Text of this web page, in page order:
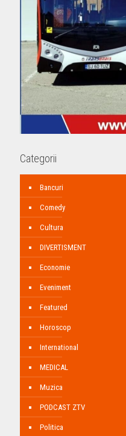
Categorii
Bancuri
Comedy
Cultura
DIVERTISMENT
Economie
Eveniment
Featured
Horoscop
International
MEDICAL
Muzica
PODCAST ZTV
Politica